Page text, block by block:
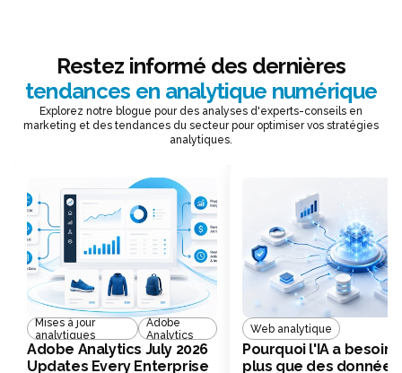
Restez informé des dernières
tendances en analytique numérique
Explorez notre blogue pour des analyses d'experts-conseils en
marketing et des tendances du secteur pour optimiser vos stratégies
analytiques.
Mises à jour
analytiques
Adobe
Analytics
Adobe Analytics July 2026
Updates Every Enterprise
Web analytique
Pourquoi l'IA a besoin
plus que des données